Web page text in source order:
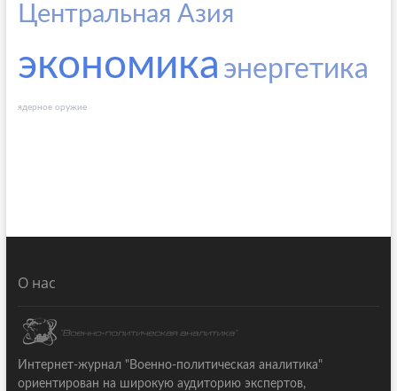
Центральная Азия
экономика энергетика
ядерное оружие
О нас
Интернет-журнал "Военно-политическая аналитика"
ориентирован на широкую аудиторию экспертов,